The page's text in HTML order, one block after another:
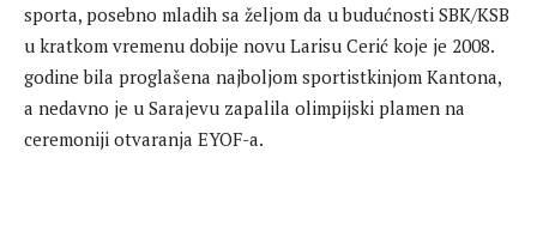
sporta, posebno mladih sa željom da u budućnosti SBK/KSB
u kratkom vremenu dobije novu Larisu Cerić koje je 2008.
godine bila proglašena najboljom sportistkinjom Kantona,
a nedavno je u Sarajevu zapalila olimpijski plamen na
ceremoniji otvaranja EYOF-a.